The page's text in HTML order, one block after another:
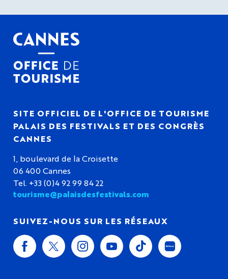
SITE OFFICIEL DE L'OFFICE DE TOURISME
PALAIS DES FESTIVALS ET DES CONGRÈS
CANNES
1, boulevard de la Croisette
06 400 Cannes
Tel. +33 (0)4 92 99 84 22
tourisme@palaisdesfestivals.com
SUIVEZ-NOUS SUR LES RÉSEAUX